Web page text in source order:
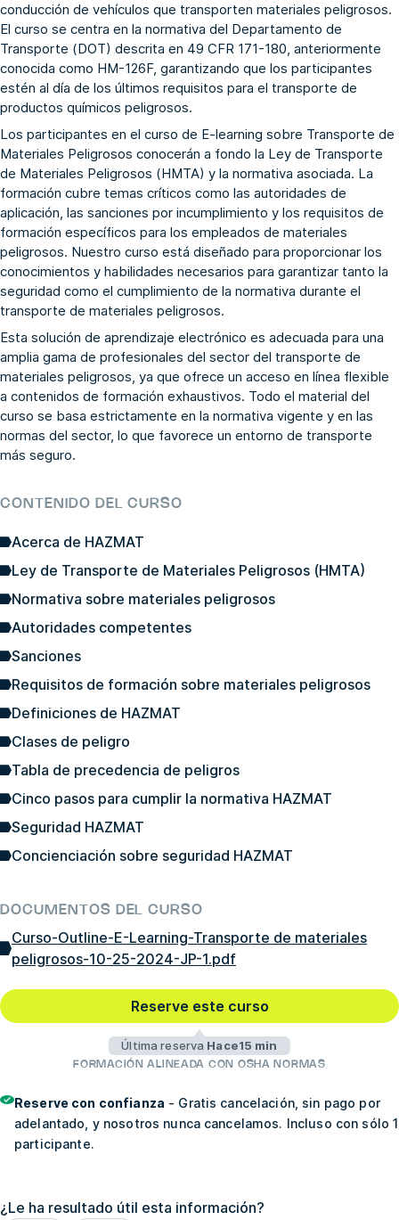
conducción de vehículos que transporten materiales peligrosos.
El curso se centra en la normativa del Departamento de
Transporte (DOT) descrita en 49 CFR 171-180, anteriormente
conocida como HM-126F, garantizando que los participantes
estén al día de los últimos requisitos para el transporte de
productos químicos peligrosos.
Los participantes en el curso de E-learning sobre Transporte de
Materiales Peligrosos conocerán a fondo la Ley de Transporte
de Materiales Peligrosos (HMTA) y la normativa asociada. La
formación cubre temas críticos como las autoridades de
aplicación, las sanciones por incumplimiento y los requisitos de
formación específicos para los empleados de materiales
peligrosos. Nuestro curso está diseñado para proporcionar los
conocimientos y habilidades necesarios para garantizar tanto la
seguridad como el cumplimiento de la normativa durante el
transporte de materiales peligrosos.
Esta solución de aprendizaje electrónico es adecuada para una
amplia gama de profesionales del sector del transporte de
materiales peligrosos, ya que ofrece un acceso en línea flexible
a contenidos de formación exhaustivos. Todo el material del
curso se basa estrictamente en la normativa vigente y en las
normas del sector, lo que favorece un entorno de transporte
más seguro.
CONTENIDO DEL CURSO
Acerca de HAZMAT
Ley de Transporte de Materiales Peligrosos (HMTA)
Normativa sobre materiales peligrosos
Autoridades competentes
Sanciones
Requisitos de formación sobre materiales peligrosos
Definiciones de HAZMAT
Clases de peligro
Tabla de precedencia de peligros
Cinco pasos para cumplir la normativa HAZMAT
Seguridad HAZMAT
Concienciación sobre seguridad HAZMAT
DOCUMENTOS DEL CURSO
Curso-Outline-E-Learning-Transporte de materiales
peligrosos-10-25-2024-JP-1.pdf
Reserve este curso
Última reserva Hace15 min
FORMACIÓN ALINEADA CON OSHA NORMAS
Reserve con confianza - Gratis cancelación, sin pago por
adelantado, y nosotros nunca cancelamos. Incluso con sólo 1
participante.
¿Le ha resultado útil esta información?